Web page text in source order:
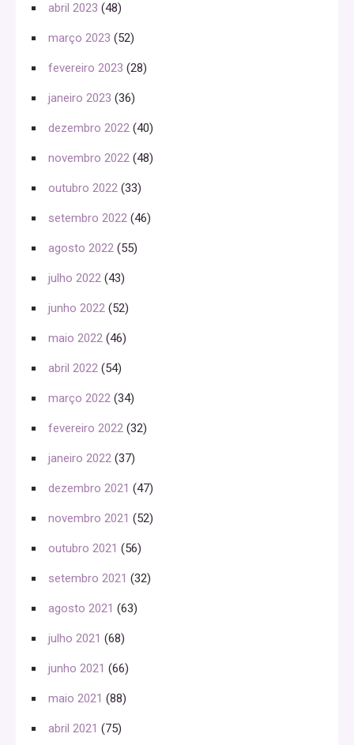
abril 2023 (48)
março 2023 (52)
fevereiro 2023 (28)
janeiro 2023 (36)
dezembro 2022 (40)
novembro 2022 (48)
outubro 2022 (33)
setembro 2022 (46)
agosto 2022 (55)
julho 2022 (43)
junho 2022 (52)
maio 2022 (46)
abril 2022 (54)
março 2022 (34)
fevereiro 2022 (32)
janeiro 2022 (37)
dezembro 2021 (47)
novembro 2021 (52)
outubro 2021 (56)
setembro 2021 (32)
agosto 2021 (63)
julho 2021 (68)
junho 2021 (66)
maio 2021 (88)
abril 2021 (75)